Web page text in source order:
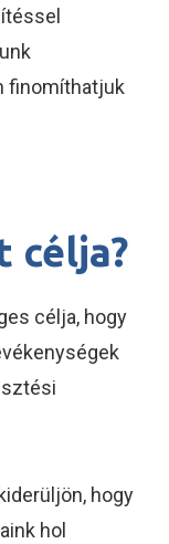
finomíthatjuk
célja?
célja, hogy
hogy
hol